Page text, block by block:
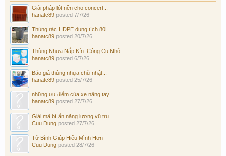
Giải pháp lót nền cho concert...
hanatc89 posted 7/7/26
Thùng rác HDPE dung tích 80L
hanatc89 posted 20/7/26
Thùng Nhựa Nắp Kín: Công Cụ Nhỏ...
hanatc89 posted 6/7/26
Báo giá thùng nhựa chữ nhật...
hanatc89 posted 25/7/26
những ưu điểm của xe nâng tay...
hanatc89 posted 27/7/26
Giải mã bí ẩn năng lượng vũ trụ
Cuu Dung posted 27/7/26
Tử Bình Giúp Hiểu Mình Hơn
Cuu Dung posted 28/7/26